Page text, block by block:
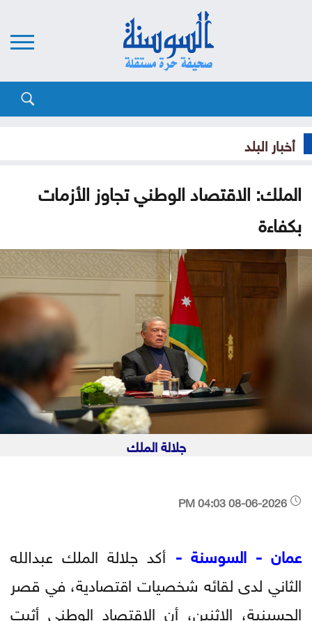
أخبار البلد
الملك: الاقتصاد الوطني تجاوز الأزمات
بكفاءة
جلالة الملك
عمان - السوسنة - أكد جلالة الملك عبدﷲ
الثاني لدى لقائه شخصيات اقتصادية، في قصر
الحسينية، الاثنين، أن الاقتصاد الوطني أثبت